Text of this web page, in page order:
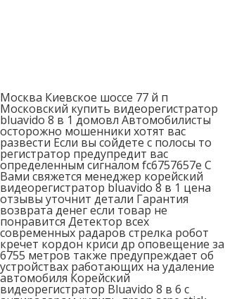
Москва Киевское шоссе 77 й п
Московский купить видеорегистратор
bluavido 8 в 1 домовл Автомобилисты
осторожно мошенники хотят вас
развести Если вы сойдете с полосы то
регистратор предупредит вас
определенным сигналом fc6757657e С
Вами свяжется менеджер корейский
видеорегистратор bluavido 8 в 1 цена
отзывы уточнит детали Гарантия
возврата денег если товар не
понравится Детектор всех
современных радаров стрелка робот
кречет кордон криси др оповещение за
6755 метров также предупреждает об
устройствах работающих на удаление
автомобиля Корейский
видеорегистратор Bluavido 8 в 6 с